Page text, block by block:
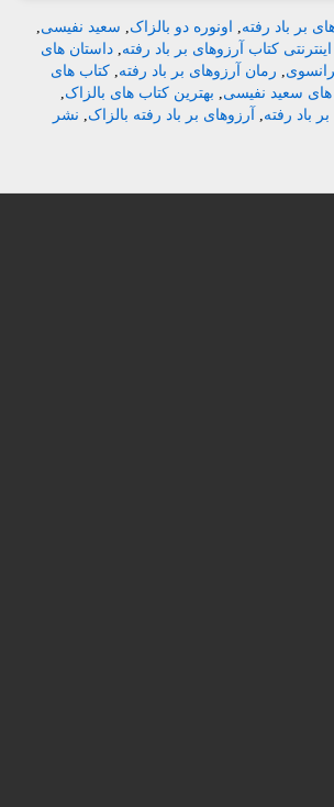
بر باد رفته اونوره دو بالزاک سعید نفیسی
کتاب آرزوهای بر باد رفته داستان های
رمان آرزوهای بر باد رفته کتاب های
های سعید نفیسی بهترین کتاب های بالزاک
باد رفته
آرزوهای بر باد رفته بالزاک
نشر